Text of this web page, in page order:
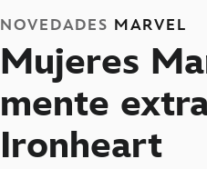
NOVEDADES MARVEL
Mujeres
mente
Ironheart